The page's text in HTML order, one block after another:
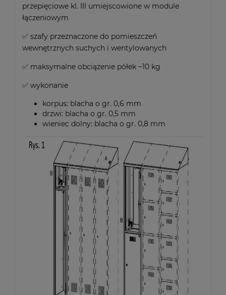
przepięciowe kl. III umiejscowione w module
łączeniowym
✅ szafy przeznaczone do pomieszczeń
wewnętrznych suchych i wentylowanych
✅ maksymalne obciążenie półek ~10 kg
✅ wykonanie
korpus: blacha o gr. 0,6 mm
drzwi: blacha o gr. 0,5 mm
wieniec dolny: blacha o gr. 0,8 mm